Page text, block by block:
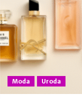
Moda Uroda